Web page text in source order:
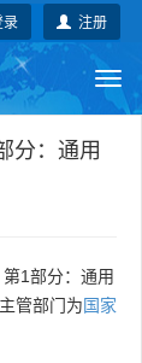
注册
录
地方标准
分：通用
1部分：通用
管部门为国家